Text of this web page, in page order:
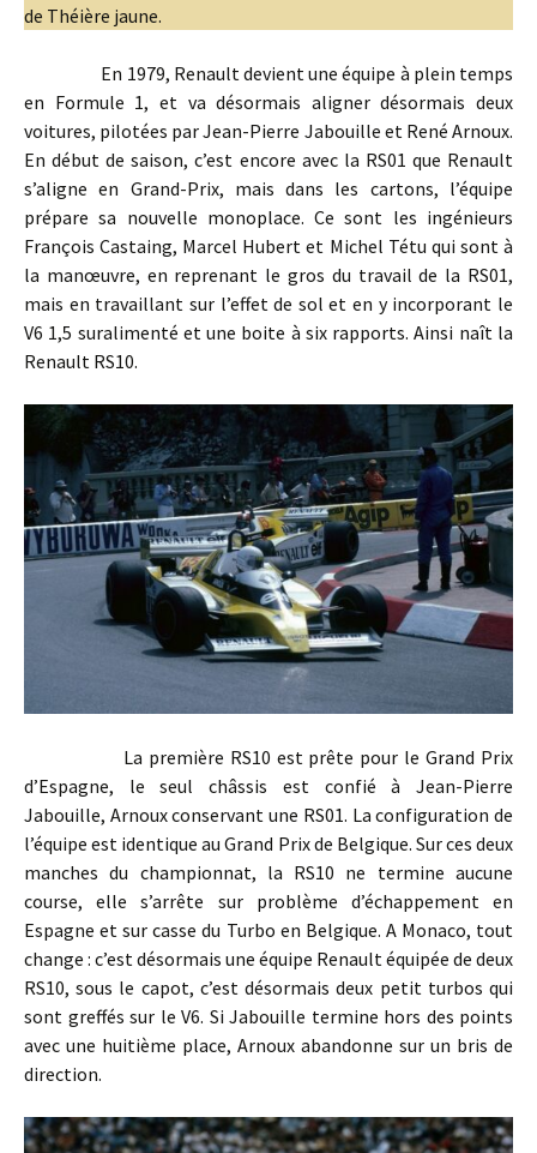
de Théière jaune.
En 1979, Renault devient une équipe à plein temps
en Formule 1, et va désormais aligner désormais deux
voitures, pilotées par Jean-Pierre Jabouille et René Arnoux.
En début de saison, c’est encore avec la RS01 que Renault
s’aligne en Grand-Prix, mais dans les cartons, l’équipe
prépare sa nouvelle monoplace. Ce sont les ingénieurs
François Castaing, Marcel Hubert et Michel Tétu qui sont à
la manœuvre, en reprenant le gros du travail de la RS01,
mais en travaillant sur l’effet de sol et en y incorporant le
V6 1,5 suralimenté et une boite à six rapports. Ainsi naît la
Renault RS10.
La première RS10 est prête pour le Grand Prix
d’Espagne, le seul châssis est confié à Jean-Pierre
Jabouille, Arnoux conservant une RS01. La configuration de
l’équipe est identique au Grand Prix de Belgique. Sur ces deux
manches du championnat, la RS10 ne termine aucune
course, elle s’arrête sur problème d’échappement en
Espagne et sur casse du Turbo en Belgique. A Monaco, tout
change : c’est désormais une équipe Renault équipée de deux
RS10, sous le capot, c’est désormais deux petit turbos qui
sont greffés sur le V6. Si Jabouille termine hors des points
avec une huitième place, Arnoux abandonne sur un bris de
direction.